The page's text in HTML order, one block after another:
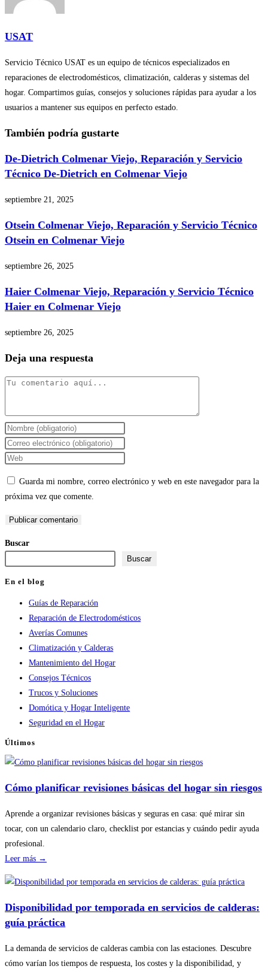
USAT
Servicio Técnico USAT es un equipo de técnicos especializados en
reparaciones de electrodomésticos, climatización, calderas y sistemas del
hogar. Compartimos guías, consejos y soluciones rápidas para ayudar a los
usuarios a mantener sus equipos en perfecto estado.
También podría gustarte
De-Dietrich Colmenar Viejo, Reparación y Servicio
Técnico De-Dietrich en Colmenar Viejo
septiembre 21, 2025
Otsein Colmenar Viejo, Reparación y Servicio Técnico
Otsein en Colmenar Viejo
septiembre 26, 2025
Haier Colmenar Viejo, Reparación y Servicio Técnico
Haier en Colmenar Viejo
septiembre 26, 2025
Deja una respuesta
Comentario
Introduce
tu
nombre
de
usuario
comentar
Introduce
tu
correo
electrónico
comentar
Introduce
de
tu
(opcional)
Guarda mi nombre, correo electrónico y web en este navegador para la
próxima vez que comente.
Buscar
Buscar
En el blog
Guías de Reparación
Reparación de Electrodomésticos
Averías Comunes
Climatización y Calderas
Mantenimiento del Hogar
Consejos Técnicos
Trucos y Soluciones
Domótica y Hogar Inteligente
Seguridad en el Hogar
Últimos
Cómo planificar revisiones básicas del hogar sin riesgos
Aprende a organizar revisiones básicas y seguras en casa: qué mirar sin
tocar, con un calendario claro, checklist por estancias y cuándo pedir ayuda
profesional.
Leer más →
planificar
revisiones
básicas
hogar
sin
Disponibilidad por temporada en servicios de calderas:
guía práctica
La demanda de servicios de calderas cambia con las estaciones. Descubre
cómo varían los tiempos de respuesta, los costes y la disponibilidad, y